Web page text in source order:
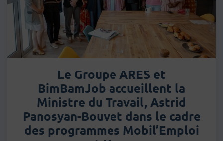
Le Groupe ARES et
BimBamJob accueillent la
Ministre du Travail, Astrid
Panosyan-Bouvet dans le cadre
des programmes Mobil’Emploi